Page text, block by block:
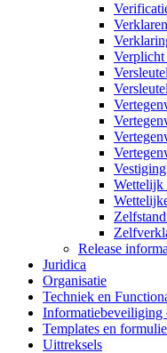
Verplicht
Vestiging
Wettelijk
Release
Juridica
Organisatie
Techniek en
Informatiebeveiliging
Templates en
Uittreksels